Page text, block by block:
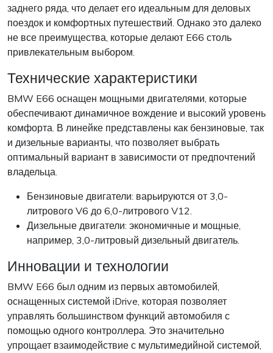
заднего ряда, что делает его идеальным для деловых
поездок и комфортных путешествий. Однако это далеко
не все преимущества, которые делают E66 столь
привлекательным выбором.
Технические характеристики
BMW E66 оснащен мощными двигателями, которые
обеспечивают динамичное вождение и высокий уровень
комфорта. В линейке представлены как бензиновые, так
и дизельные варианты, что позволяет выбрать
оптимальный вариант в зависимости от предпочтений
владельца.
Бензиновые двигатели: варьируются от 3,0-
литрового V6 до 6,0-литрового V12.
Дизельные двигатели: экономичные и мощные,
например, 3,0-литровый дизельный двигатель.
Инновации и технологии
BMW E66 был одним из первых автомобилей,
оснащенных системой iDrive, которая позволяет
управлять большинством функций автомобиля с
помощью одного контроллера. Это значительно
упрощает взаимодействие с мультимедийной системой,